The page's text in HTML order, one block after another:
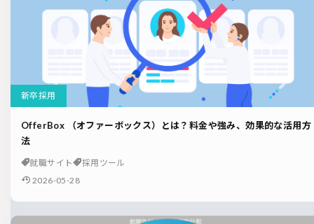
新卒採用
OfferBox （オファーボックス）とは？料金や強み、効果的な活用方
法
就職サイト
採用ツール
2026-05-28